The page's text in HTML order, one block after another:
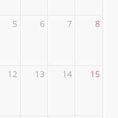
5 6 7 8
12 13 14 15